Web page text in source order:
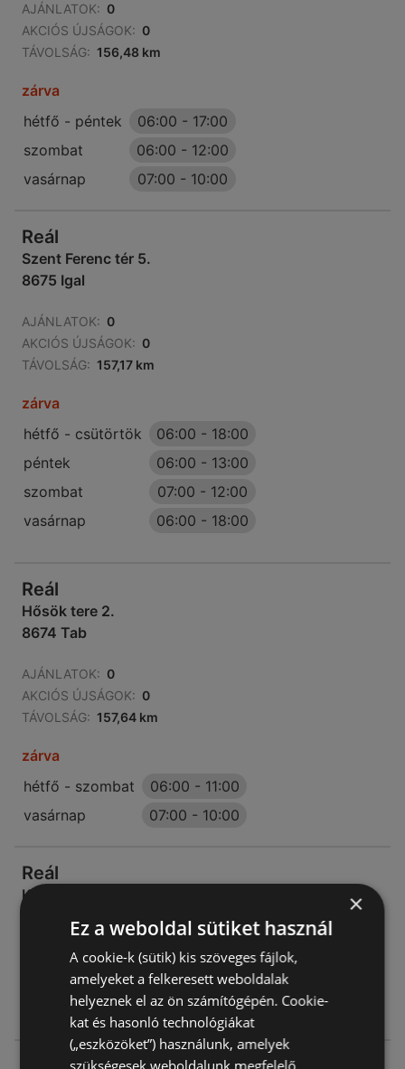
AJÁNLATOK: 0
AKCIÓS ÚJSÁGOK: 0
TÁVOLSÁG: 156,48 km
zárva
hétfő - péntek
06:00 - 17:00
szombat
06:00 - 12:00
vasárnap
07:00 - 10:00
Reál
Szent Ferenc tér 5.
8675 Igal
AJÁNLATOK: 0
AKCIÓS ÚJSÁGOK: 0
TÁVOLSÁG: 157,17 km
zárva
hétfő - csütörtök
06:00 - 18:00
péntek
06:00 - 13:00
szombat
07:00 - 12:00
vasárnap
06:00 - 18:00
Reál
Hősök tere 2.
8674 Tab
AJÁNLATOK: 0
AKCIÓS ÚJSÁGOK: 0
TÁVOLSÁG: 157,64 km
zárva
hétfő - szombat
06:00 - 11:00
vasárnap
07:00 - 10:00
Reál
Kossuth L. u. 38
AJÁNLATOK: 0
AKCIÓS ÚJSÁGOK: 0
TÁVOLSÁG: 160,56 km
×
Ez a weboldal sütiket használ
A cookie-k (sütik) kis szöveges fájlok,
amelyeket a felkeresett weboldalak
helyeznek el az ön számítógépén. Cookie-
kat és hasonló technológiákat
(„eszközöket”) használunk, amelyek
szükségesek weboldalunk megfelelő